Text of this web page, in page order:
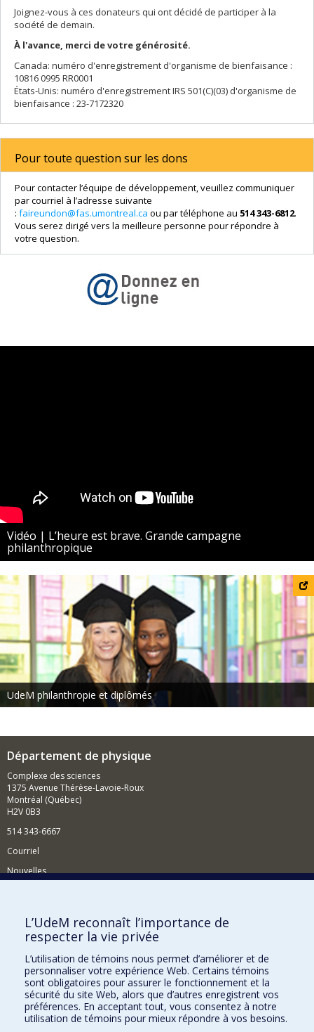
Joignez-vous à ces donateurs qui ont décidé de participer à la
société de demain.
À l'avance, merci de votre générosité.
Canada: numéro d'enregistrement d'organisme de bienfaisance :
10816 0995 RR0001
États-Unis: numéro d'enregistrement IRS 501(C)(03) d'organisme de
bienfaisance : 23-7172320
Pour toute question sur les dons
Pour contacter l’équipe de développement, veuillez communiquer
par courriel à l’adresse suivante
: faireundon@fas.umontreal.ca ou par téléphone au 514 343-6812.
Vous serez dirigé vers la meilleure personne pour répondre à
votre question.
Vidéo | L’heure est brave. Grande campagne
philanthropique
UdeM philanthropie et diplômés
Département de physique
Complexe des sciences
1375 Avenue Thérèse-Lavoie-Roux
Montréal (Québec)
H2V 0B3
514 343-6667
Courriel
Nouvelles
Comment soutenir le Département?
BESOIN D'AIDE?
Plan du site
Signaler une erreur
Accessibilité
FACULTÉ DES ARTS ET DES SCIENCES
L’UdeM reconnaît l’importance de
respecter la vie privée
L’utilisation de témoins nous permet d’améliorer et de
personnaliser votre expérience Web. Certains témoins
sont obligatoires pour assurer le fonctionnement et la
sécurité du site Web, alors que d’autres enregistrent vos
préférences. En acceptant tout, vous consentez à notre
utilisation de témoins pour mieux répondre à vos besoins.